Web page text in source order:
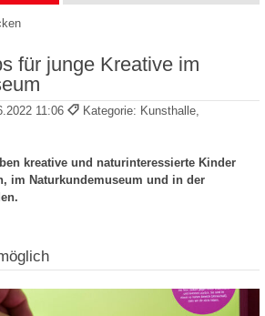
für junge Kreative im
11:06
Kategorie: Kunsthalle,
kreative und naturinteressierte Kinder
im Naturkundemuseum und in der